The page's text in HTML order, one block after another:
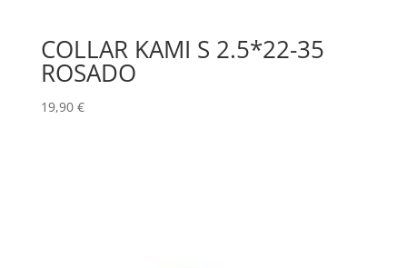
COLLAR KAMI S 2.5*22-35
ROSADO
19,90 €